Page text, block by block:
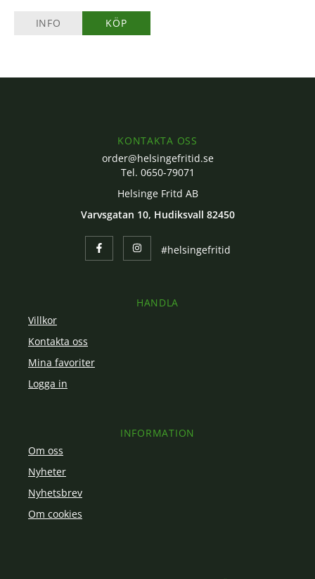
INFO KÖP
KONTAKTA OSS
order@helsingefritid.se
Tel. 0650-79071
Helsinge Fritd AB
Varvsgatan 10, Hudiksvall 82450
#helsingefritid
HANDLA
Villkor
Kontakta oss
Mina favoriter
Logga in
INFORMATION
Om oss
Nyheter
Nyhetsbrev
Om cookies